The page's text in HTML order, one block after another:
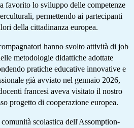
favorito lo sviluppo delle competenze
permettendo ai partecipanti
della cittadinanza europea.
hanno svolto attività di job
metodologie didattiche adottate
pratiche educative innovative e
già avviato nel gennaio 2026,
francesi aveva visitato il nostro
progetto di cooperazione europea.
scolastica dell'Assomption-